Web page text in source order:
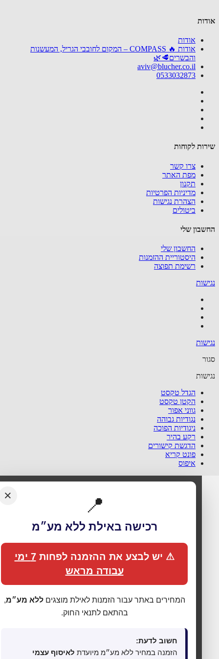
שלך
האתר עושה שימוש בעוגיות (Cookies) לתפעול תקין, אנליטיקה,
התאמת תכנים ופרסום ממוקד. בלחיצה על„מאשר הכול”
מסכים לכל הקטגוריות כמפורט במדיניות הפרטיות. באפשרותך
לשנות העדפות בכל עת דרך„העדפות פרטיות”בתחתית האתר.
⚙ נהל העדפות פרטיות
אודות
אודות 🔥 COMPASS – המקום לחובבי הגריל, המעשנות
והבשרים🥩🌿
aviv@blucher.co.il
0533032873
לקוחות
צרו קשר
מפת האתר
תקנון
מדיניות הפרטיות
הצהרת נגישות
ביטולים
שלי
החשבון שלי
היסטוריית ההזמנות
רשימת תפוצה
הגדל טקסט
הקטן טקסט
גווני אפור
נגודיות גבוהה
ניגודיות הפוכה
רקע בהיר
הדגשת קישורים
פונט קריא
איפוס
📍
רכישה באילת ללא מע״מ
⚠ יש לבצע את ההזמנה לפחות 7 ימי
עבודה מראש
המחירים באתר עבור הזמנות לאילת מוצגיםללא מע״מ,
בהתאם לתנאי החוק.
חשוב לדעת:
הזמנה במחיר ללא מע״מ מיועדתלאיסוף עצמי